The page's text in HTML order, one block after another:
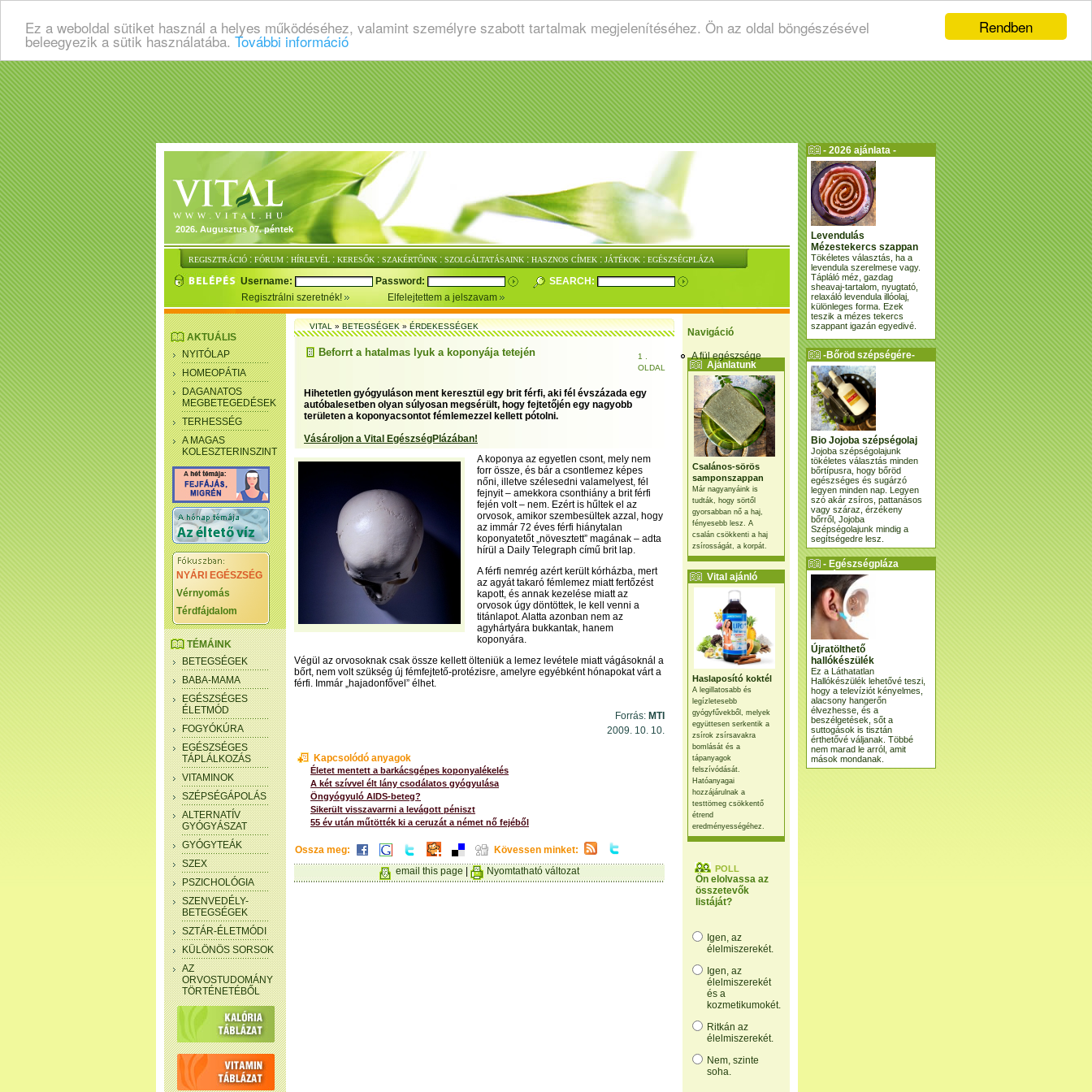
Rendben
Ez a weboldal sütiket használ a helyes működéséhez, valamint személyre szabott tartalmak megjelenítéséhez. Ön az oldal böngészésével
beleegyezik a sütik használatába. További információ
2026. Augusztus 07. péntek
REGISZTRÁCIÓ : FÓRUM : HÍRLEVÉL : KERESŐK : SZAKÉRTŐINK : SZOLGÁLTATÁSAINK : HASZNOS CÍMEK : JÁTÉKOK : EGÉSZSÉGPLÁZA
Username: Password:
SEARCH:
Regisztrálni szeretnék!
Elfelejtettem a jelszavam
Navigáció
A fül egészsége
Ajánlatunk
Csalános-sörös
samponszappan
Már nagyanyáink is
tudták, hogy sörtől
gyorsabban nő a haj,
fényesebb lesz. A
csalán csökkenti a haj
zsírosságát, a korpát.
Vital ajánló
Haslaposító koktél
A legillatosabb és
legízletesebb
gyógyfűvekből, melyek
együttesen serkentik a
zsírok zsírsavakra
bomlását és a
tápanyagok
felszívódását.
Hatóanyagai
hozzájárulnak a
testtömeg csökkentő
étrend
eredményességéhez.
POLL
Ön elolvassa az
összetevők
listáját?
Igen, az
élelmiszerekét.
Igen, az
élelmiszerekét
és a
kozmetikumokét.
Ritkán az
élelmiszerekét.
Nem, szinte
soha.
AKTUÁLIS
NYITÓLAP
HOMEOPÁTIA
DAGANATOS
MEGBETEGEDÉSEK
TERHESSÉG
A MAGAS
KOLESZTERINSZINT
NYÁRI EGÉSZSÉG
Vérnyomás
Térdfájdalom
TÉMÁINK
BETEGSÉGEK
BABA-MAMA
EGÉSZSÉGES
ÉLETMÓD
FOGYÓKÚRA
EGÉSZSÉGES
TÁPLÁLKOZÁS
VITAMINOK
SZÉPSÉGÁPOLÁS
ALTERNATÍV
GYÓGYÁSZAT
GYÓGYTEÁK
SZEX
PSZICHOLÓGIA
SZENVEDÉLY-
BETEGSÉGEK
SZTÁR-ÉLETMÓDI
KÜLÖNÖS SORSOK
AZ
ORVOSTUDOMÁNY
TÖRTÉNETÉBŐL
VITAL»BETEGSÉGEK»ÉRDEKESSÉGEK
Beforrt a hatalmas lyuk a koponyája tetején
1 .
OLDAL
Hihetetlen gyógyuláson ment keresztül egy brit férfi, aki fél évszázada egy
autóbalesetben olyan súlyosan megsérült, hogy fejtetőjén egy nagyobb
területen a koponyacsontot fémlemezzel kellett pótolni.
Vásároljon a Vital EgészségPlázában!
A koponya az egyetlen csont, mely nem
forr össze, és bár a csontlemez képes
nőni, illetve szélesedni valamelyest, fél
fejnyit – amekkora csonthiány a brit férfi
fején volt – nem. Ezért is hűltek el az
orvosok, amikor szembesültek azzal, hogy
az immár 72 éves férfi hiánytalan
koponyatetőt „növesztett” magának – adta
hírül a Daily Telegraph című brit lap.
A férfi nemrég azért került kórházba, mert
az agyát takaró fémlemez miatt fertőzést
kapott, és annak kezelése miatt az
orvosok úgy döntöttek, le kell venni a
titánlapot. Alatta azonban nem az
agyhártyára bukkantak, hanem
koponyára.
Végül az orvosoknak csak össze kellett ölteniük a lemez levétele miatt vágásoknál a
bőrt, nem volt szükség új fémfejtető-protézisre, amelyre egyébként hónapokat várt a
férfi. Immár „hajadonfővel” élhet.
Forrás: MTI
2009. 10. 10.
Kapcsolódó anyagok
Életet mentett a barkácsgépes koponyalékelés
A két szívvel élt lány csodálatos gyógyulása
Öngyógyuló AIDS-beteg?
Sikerült visszavarrni a levágott péniszt
55 év után műtötték ki a ceruzát a német nő fejéből
Ossza meg:
Kövessen minket:
email this page
Nyomtatható változat
- 2026 ajánlata -
Levendulás
Mézestekercs szappan
Tökéletes választás, ha a
levendula szerelmese vagy.
Tápláló méz, gazdag
sheavaj-tartalom, nyugtató,
relaxáló levendula illóolaj,
különleges forma. Ezek
teszik a mézes tekercs
szappant igazán egyedivé.
-Bőröd szépségére-
Bio Jojoba szépségolaj
Jojoba szépségolajunk
tökéletes választás minden
bőrtípusra, hogy bőröd
egészséges és sugárzó
legyen minden nap. Legyen
szó akár zsíros, pattanásos
vagy száraz, érzékeny
bőrről, Jojoba
Szépségolajunk mindig a
segítségedre lesz.
- Egészségpláza
ajánlatunk -
Újratölthető
hallókészülék
Ez a Láthatatlan
Hallókészülék lehetővé teszi,
hogy a televíziót kényelmes,
alacsony hangerőn
élvezhesse, és a
beszélgetések, sőt a
suttogások is tisztán
érthetővé váljanak. Többé
nem marad le arról, amit
mások mondanak.